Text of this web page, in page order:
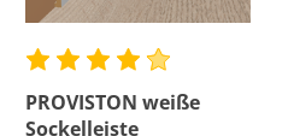
PROVISTON weiße
Sockelleiste